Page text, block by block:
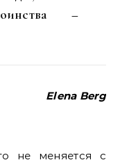
–
Elena Berg
не меняется с